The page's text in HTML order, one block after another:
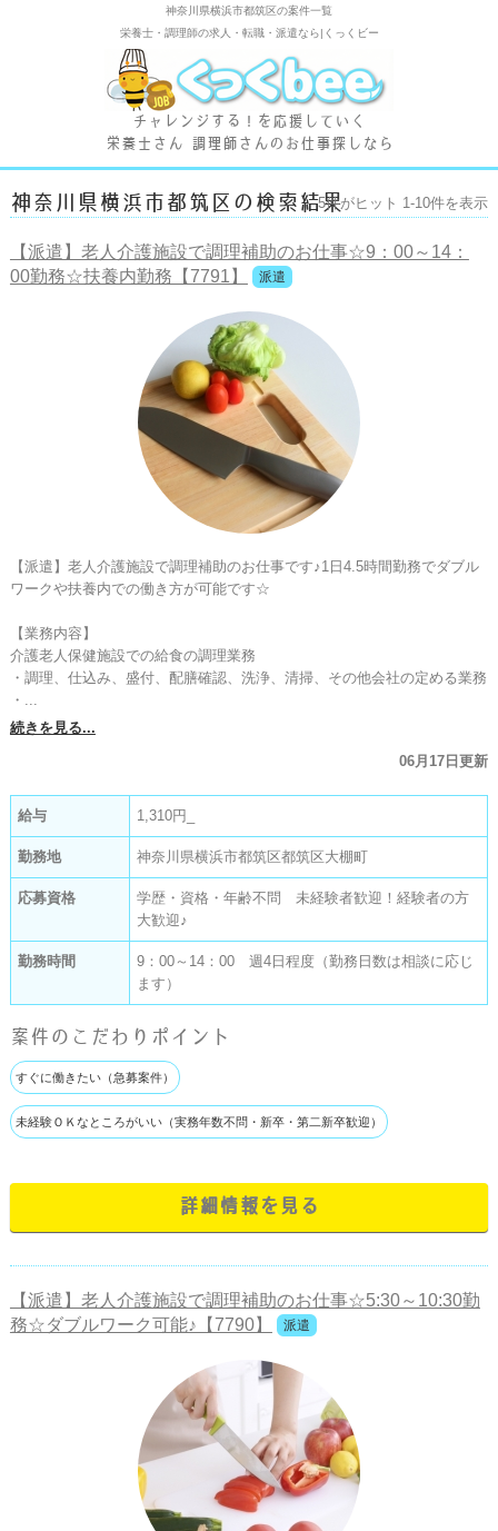
神奈川県横浜市都筑区の案件一覧
栄養士・調理師の求人・転職・派遣なら|くっくビー
チャレンジする！を応援していく
栄養士さん 調理師さんのお仕事探しなら
神奈川県横浜市都筑区の検索結果
5件がヒット 1-10件を表示
【派遣】老人介護施設で調理補助のお仕事☆9：00～14：
00勤務☆扶養内勤務【7791】
派遣
【派遣】老人介護施設で調理補助のお仕事です♪1日4.5時間勤務でダブル
ワークや扶養内での働き方が可能です☆
【業務内容】
介護老人保健施設での給食の調理業務
・調理、仕込み、盛付、配膳確認、洗浄、清掃、その他会社の定める業務
・...
続きを見る...
06月17日更新
給与 1,310円_
勤務地 神奈川県横浜市都筑区都筑区大棚町
応募資格
学歴・資格・年齢不問 未経験者歓迎！経験者の方
大歓迎♪
勤務時間
9：00～14：00 週4日程度（勤務日数は相談に応じ
ます）
案件のこだわりポイント
すぐに働きたい（急募案件）
未経験ＯＫなところがいい（実務年数不問・新卒・第二新卒歓迎）
詳細情報を見る
【派遣】老人介護施設で調理補助のお仕事☆5:30～10:30勤
務☆ダブルワーク可能♪【7790】
派遣